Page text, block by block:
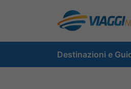
contenuto
Destinazioni e